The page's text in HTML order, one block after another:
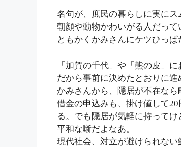
名句が、庶民の暮らしに実にス
朝顔や動物かわいがる人だって
ともかくかみさんにケツひっぱ
「加賀の千代」や「熊の皮」
だから事前に決めたとおりに進
かみさんから、隠居が不在なら
借金の申込みも、掛け値して
る。でも隠居が気軽に持ってけ
平和な噺だよなあ。
現代社会、対立が避けられな